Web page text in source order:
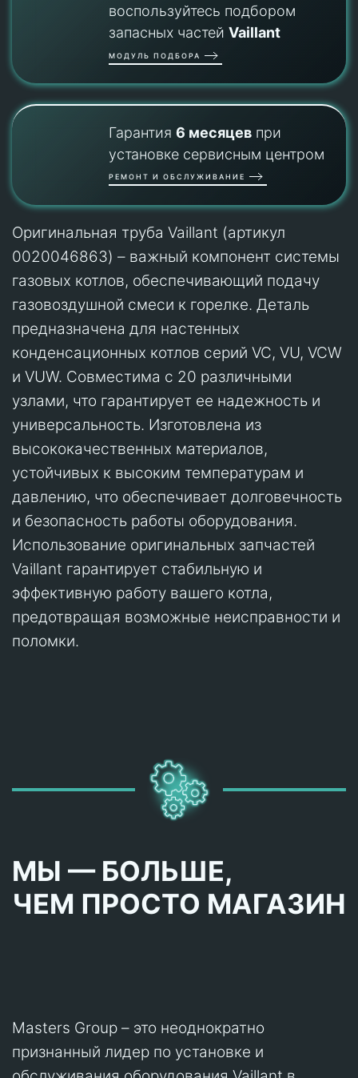
воспользуйтесь подбором
запасных частей Vaillant
МОДУЛЬ ПОДБОРА
Гарантия 6 месяцевпри
установке сервисным центром
РЕМОНТ И ОБСЛУЖИВАНИЕ
Оригинальная труба Vaillant (артикул
0020046863) – важный компонент системы
газовых котлов, обеспечивающий подачу
газовоздушной смеси к горелке. Деталь
предназначена для настенных
конденсационных котлов серий VC, VU, VCW
и VUW. Совместима с 20 различными
узлами, что гарантирует ее надежность и
универсальность. Изготовлена из
высококачественных материалов,
устойчивых к высоким температурам и
давлению, что обеспечивает долговечность
и безопасность работы оборудования.
Использование оригинальных запчастей
Vaillant гарантирует стабильную и
эффективную работу вашего котла,
предотвращая возможные неисправности и
поломки.
МЫ — БОЛЬШЕ,
ЧЕМ ПРОСТО МАГАЗИН
Masters Group – это неоднократно
признанный лидер по установке и